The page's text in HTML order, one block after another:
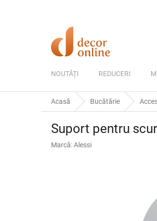
NOUTĂȚI REDUCERI
Acasă Bucătărie
Suport pentru
Marcă:Alessi